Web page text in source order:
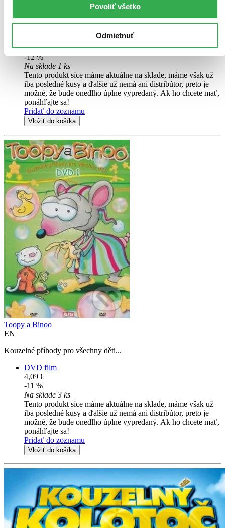
Povoliť všetko
Odmietnuť
nových pohádek. Jak si poradí s porouchaným vlakem nebo
Pat se také vypraví na letní trh.
7,50 €
-12 %
Na sklade 1 ks
Tento produkt síce máme aktuálne na sklade, máme však už
iba posledné kusy a ďalšie už nemá ani distribútor, preto je
možné, že bude onedlho úplne vypredaný. Ak ho chcete mať,
ponáhľajte sa!
Pridať do zoznamu
Vložiť do košíka
Toopy a Binoo
EN
Kouzelné příhody pro všechny děti...
DVD film
4,09 €
-11 %
Na sklade 3 ks
Tento produkt síce máme aktuálne na sklade, máme však už
iba posledné kusy a ďalšie už nemá ani distribútor, preto je
možné, že bude onedlho úplne vypredaný. Ak ho chcete mať,
ponáhľajte sa!
Pridať do zoznamu
Vložiť do košíka